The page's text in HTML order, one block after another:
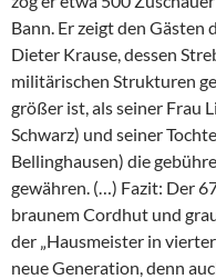
Bann. Er zeigt den Gästen
Dieter Krause, dessen
militärischen Strukturen
größer ist, als seiner Frau
Schwarz) und seiner
Bellinghausen) die
gewähren. (…) Fazit: Der
braunem Cordhut und
der „Hausmeister in
neue Generation, denn